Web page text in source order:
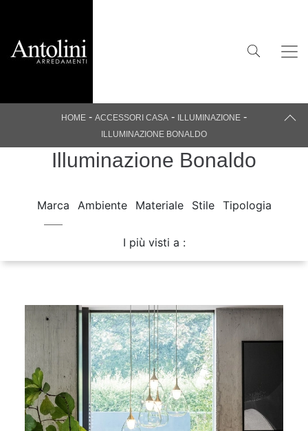
HOME - ACCESSORI CASA - ILLUMINAZIONE -
ILLUMINAZIONE BONALDO
Illuminazione Bonaldo
Marca Ambiente Materiale Stile Tipologia
I più visti a :